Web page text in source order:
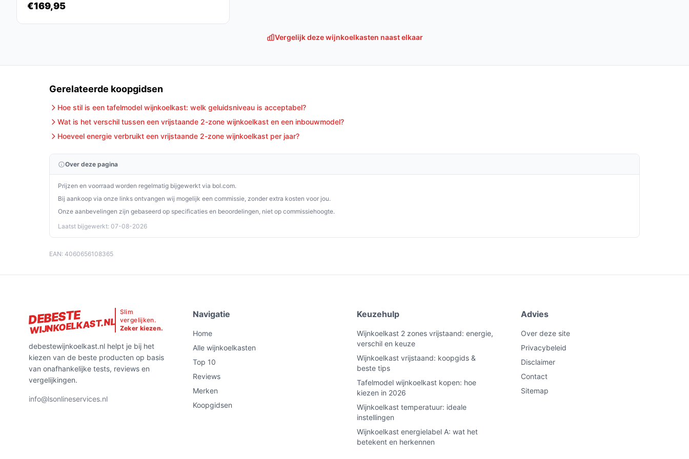
De Klarstein Vinamour 29 Duo wijnkoelkast is de perfecte keuze voor iedereen die zijn wijnen
op de ideale temperatuur wil bewaren in een stijlvol jasje. Met zijn praktische voordelen en
elegante uitstraling is dit een waardevolle aanwinst voor elke wijnliefhebber.
€169,95
Vergelijk deze wijnkoelkasten naast elkaar
Gerelateerde koopgidsen
Hoe stil is een tafelmodel wijnkoelkast: welk geluidsniveau is acceptabel?
Wat is het verschil tussen een vrijstaande 2-zone wijnkoelkast en een inbouwmodel?
Hoeveel energie verbruikt een vrijstaande 2-zone wijnkoelkast per jaar?
Over deze pagina
Prijzen en voorraad worden regelmatig bijgewerkt via bol.com.
Bij aankoop via onze links ontvangen wij mogelijk een commissie, zonder extra kosten voor jou.
Onze aanbevelingen zijn gebaseerd op specificaties en beoordelingen, niet op commissiehoogte.
Laatst bijgewerkt: 07-08-2026
EAN: 4060656108365
DEBESTE
WIJNKOELKAST.NL
Slim
vergelijken.
Zeker kiezen.
debestewijnkoelkast.nl helpt je bij het
kiezen van de beste producten op basis
van onafhankelijke tests, reviews en
vergelijkingen.
info@lsonlineservices.nl
Navigatie
Home
Alle wijnkoelkasten
Top 10
Reviews
Merken
Koopgidsen
Keuzehulp
Wijnkoelkast 2 zones vrijstaand: energie,
verschil en keuze
Wijnkoelkast vrijstaand: koopgids &
beste tips
Tafelmodel wijnkoelkast kopen: hoe
kiezen in 2026
Wijnkoelkast temperatuur: ideale
instellingen
Wijnkoelkast energielabel A: wat het
betekent en herkennen
Advies
Over deze site
Privacybeleid
Disclaimer
Contact
Sitemap